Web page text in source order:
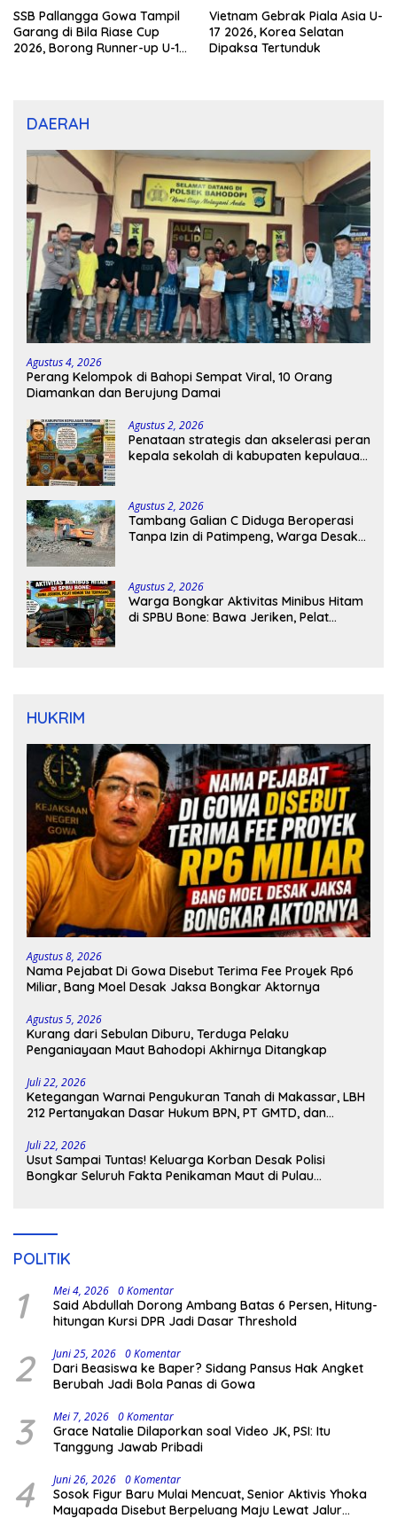
SSB Pallangga Gowa Tampil
Garang di Bila Riase Cup
2026, Borong Runner-up U-10
Vietnam Gebrak Piala Asia U-
17 2026, Korea Selatan
Dipaksa Tertunduk
DAERAH
Agustus 4, 2026
Perang Kelompok di Bahopi Sempat Viral, 10 Orang
Diamankan dan Berujung Damai
Agustus 2, 2026
Penataan strategis dan akselerasi peran
kepala sekolah di kabupaten kepulauan
Agustus 2, 2026
Tambang Galian C Diduga Beroperasi
Tanpa Izin di Patimpeng, Warga Desak
Agustus 2, 2026
Warga Bongkar Aktivitas Minibus Hitam
di SPBU Bone: Bawa Jeriken, Pelat
HUKRIM
Agustus 8, 2026
Nama Pejabat Di Gowa Disebut Terima Fee Proyek Rp6
Miliar, Bang Moel Desak Jaksa Bongkar Aktornya
Agustus 5, 2026
Kurang dari Sebulan Diburu, Terduga Pelaku
Penganiayaan Maut Bahodopi Akhirnya Ditangkap
Juli 22, 2026
Ketegangan Warnai Pengukuran Tanah di Makassar, LBH
212 Pertanyakan Dasar Hukum BPN, PT GMTD, dan
Juli 22, 2026
Usut Sampai Tuntas! Keluarga Korban Desak Polisi
Bongkar Seluruh Fakta Penikaman Maut di Pulau
POLITIK
1 Mei 4, 2026 0 Komentar
Said Abdullah Dorong Ambang Batas 6 Persen, Hitung-
hitungan Kursi DPR Jadi Dasar Threshold
2 Juni 25, 2026 0 Komentar
Dari Beasiswa ke Baper? Sidang Pansus Hak Angket
Berubah Jadi Bola Panas di Gowa
3 Mei 7, 2026 0 Komentar
Grace Natalie Dilaporkan soal Video JK, PSI: Itu
Tanggung Jawab Pribadi
4 Juni 26, 2026 0 Komentar
Sosok Figur Baru Mulai Mencuat, Senior Aktivis Yhoka
Mayapada Disebut Berpeluang Maju Lewat Jalur